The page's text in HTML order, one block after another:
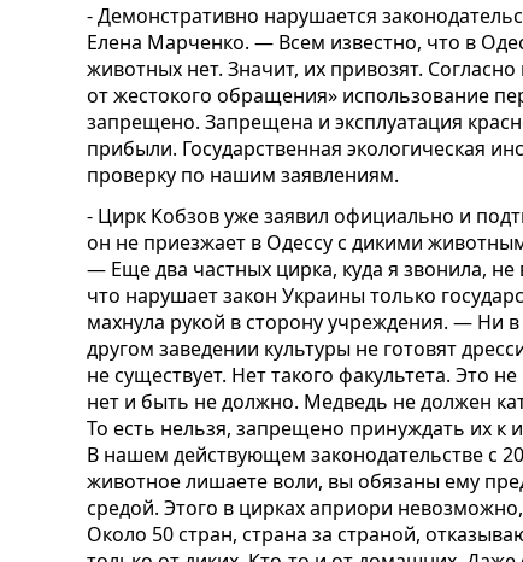
- Демонстративно нарушается
Елена Марченко. — Всем известно, что в
животных нет. Значит, их привозят.
от жестокого обращения» использование
запрещено. Запрещена и эксплуатация
прибыли. Государственная экологическая
проверку по нашим заявлениям.
- Цирк Кобзов уже заявил официально и
он не приезжает в Одессу с дикими
— Еще два частных цирка, куда я звонила,
что нарушает закон Украины только
махнула рукой в сторону учреждения. — Ни
другом заведении культуры не готовят
не существует. Нет такого факультета. Это
нет и быть не должно. Медведь не должен
То есть нельзя, запрещено принуждать их к
В нашем действующем законодательстве с
животное лишаете воли, вы обязаны ему
средой. Этого в цирках априори
Около 50 стран, страна за страной,